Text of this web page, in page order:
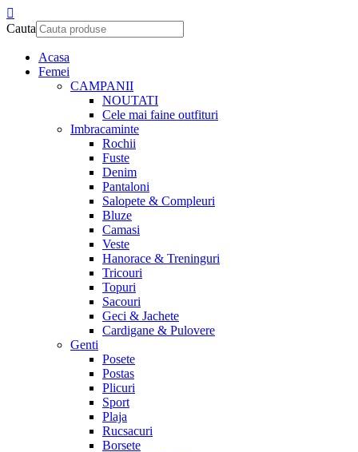
Cauta
Acasa
Femei
CAMPANII
NOUTATI
Cele mai faine outfituri
Imbracaminte
Rochii
Fuste
Denim
Pantaloni
Salopete & Compleuri
Bluze
Camasi
Veste
Hanorace & Treninguri
Tricouri
Topuri
Sacouri
Geci & Jachete
Cardigane & Pulovere
Genti
Posete
Postas
Plicuri
Sport
Plaja
Rucsacuri
Borsete